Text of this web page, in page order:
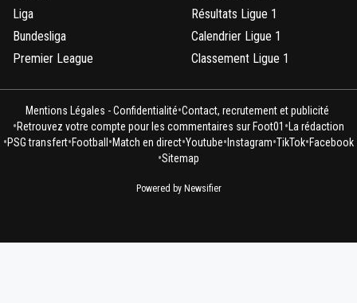
Liga
Bundesliga
Premier League
Résultats Ligue 1
Calendrier Ligue 1
Classement Ligue 1
Mentions Légales - Confidentialité•Contact, recrutement et publicité
•Retrouvez votre compte pour les commentaires sur Foot01 •La rédaction
•PSG transfert•Football•Match en direct•Youtube•Instagram•TikTok•Facebook
•Sitemap
Powered by Newsifier